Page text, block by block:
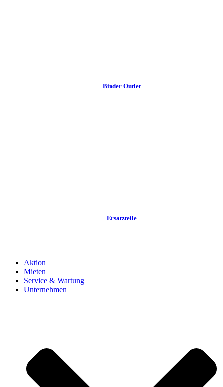
Binder Outlet
Ersatzteile
Aktion
Mieten
Service & Wartung
Unternehmen